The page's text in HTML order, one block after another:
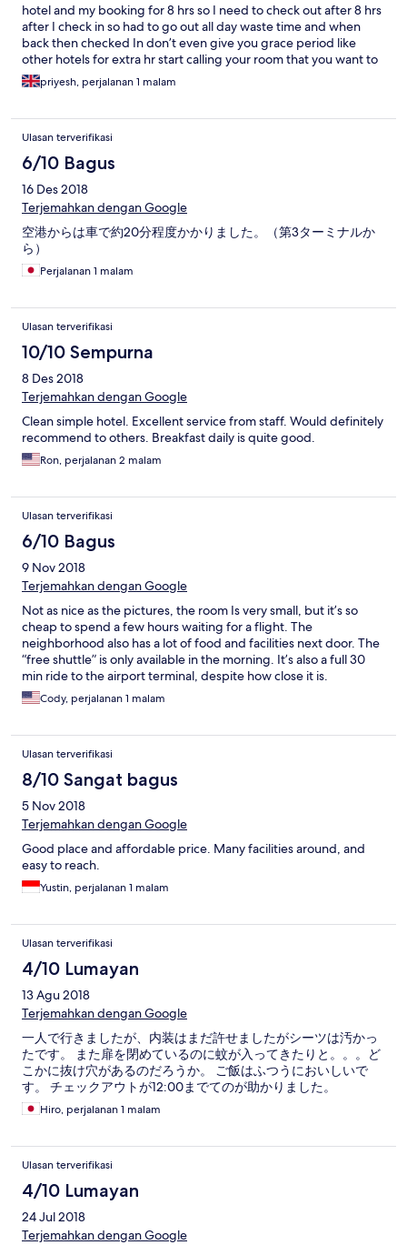
hotel and my booking for 8 hrs so I need to check out after 8 hrs
after I check in so had to go out all day waste time and when
back then checked In don’t even give you grace period like
other hotels for extra hr start calling your room that you want to
check out if not if extra time will be charged so rude and
unprofessional being in hospitality industry
priyesh, perjalanan 1 malam
Ulasan terverifikasi
6/10 Bagus
16 Des 2018
Terjemahkan dengan Google
空港からは車で約20分程度かかりました。（第3ターミナルか
ら）
Perjalanan 1 malam
Ulasan terverifikasi
10/10 Sempurna
8 Des 2018
Terjemahkan dengan Google
Clean simple hotel. Excellent service from staff. Would definitely
recommend to others. Breakfast daily is quite good.
Ron, perjalanan 2 malam
Ulasan terverifikasi
6/10 Bagus
9 Nov 2018
Terjemahkan dengan Google
Not as nice as the pictures, the room Is very small, but it’s so
cheap to spend a few hours waiting for a flight. The
neighborhood also has a lot of food and facilities next door. The
“free shuttle” is only available in the morning. It’s also a full 30
min ride to the airport terminal, despite how close it is.
Cody, perjalanan 1 malam
Ulasan terverifikasi
8/10 Sangat bagus
5 Nov 2018
Terjemahkan dengan Google
Good place and affordable price. Many facilities around, and
easy to reach.
Yustin, perjalanan 1 malam
Ulasan terverifikasi
4/10 Lumayan
13 Agu 2018
Terjemahkan dengan Google
一人で行きましたが、内装はまだ許せましたがシーツは汚かっ
たです。 また扉を閉めているのに蚊が入ってきたりと。。。ど
こかに抜け穴があるのだろうか。 ご飯はふつうにおいしいで
す。 チェックアウトが12:00までてのが助かりました。
Hiro, perjalanan 1 malam
Ulasan terverifikasi
4/10 Lumayan
24 Jul 2018
Terjemahkan dengan Google